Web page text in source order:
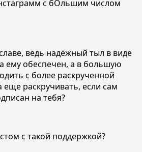
с бОльшим числом
ведь надёжный тыл в виде
ему обеспечен, а в большую
с более раскрученной
еще раскручивать, если сам
на тебя?
с такой поддержкой?